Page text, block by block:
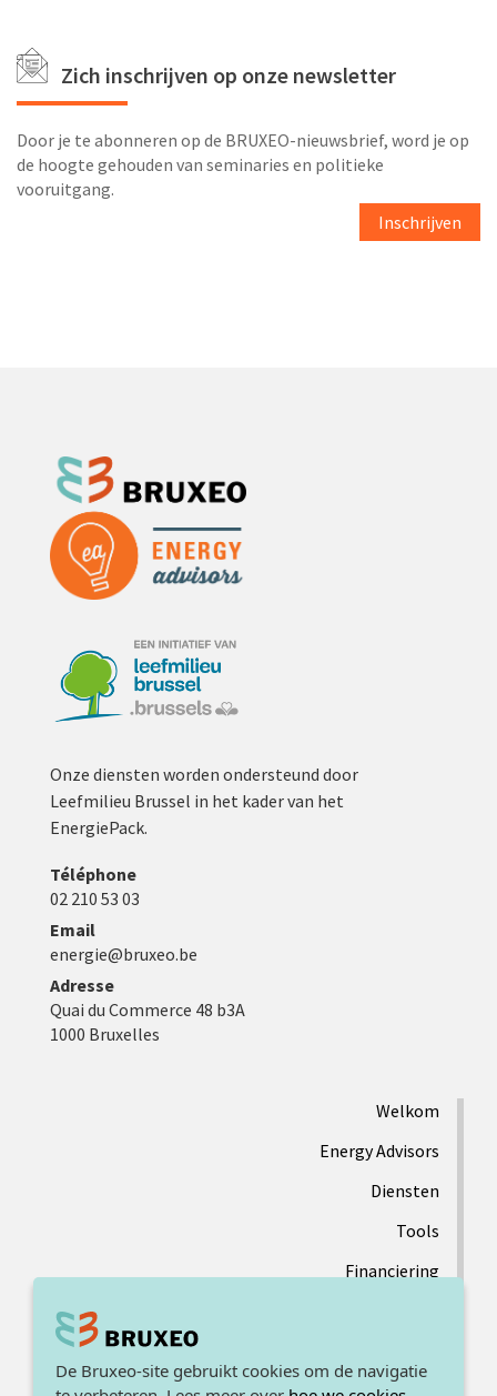
Zich inschrijven op onze newsletter
Door je te abonneren op de BRUXEO-nieuwsbrief, word je op
de hoogte gehouden van seminaries en politieke
vooruitgang.
Inschrijven
Onze diensten worden ondersteund door
Leefmilieu Brussel in het kader van het
EnergiePack.
Téléphone
02 210 53 03
Email
energie@bruxeo.be
Adresse
Quai du Commerce 48 b3A
1000 Bruxelles
Welkom
Energy Advisors
Diensten
Tools
Financiering
De Bruxeo-site gebruikt cookies om de navigatie